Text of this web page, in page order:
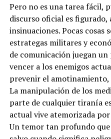
Pero no es una tarea fácil,
discurso oficial es figurado,
insinuaciones. Pocas cosas
estrategas militares y
de comunicación juegan
vencer a los enemigos
prevenir el
La manipulación de los
parte de cualquier tiranía
actual vive atemorizada
Un temor tan profundo